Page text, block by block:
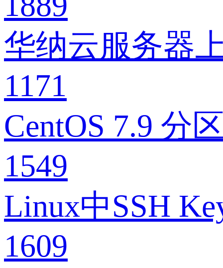
华纳云服务器
1171
CentOS 7.9 分
1549
Linux中SSH
1609